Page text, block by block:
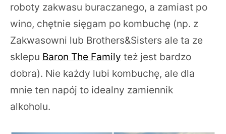
roboty zakwasu buraczanego, a zamiast po
wino, chętnie sięgam po kombuchę (np. z
Zakwasowni lub Brothers&Sisters ale ta ze
sklepu Baron The Family też jest bardzo
dobra). Nie każdy lubi kombuchę, ale dla
mnie ten napój to idealny zamiennik
alkoholu.